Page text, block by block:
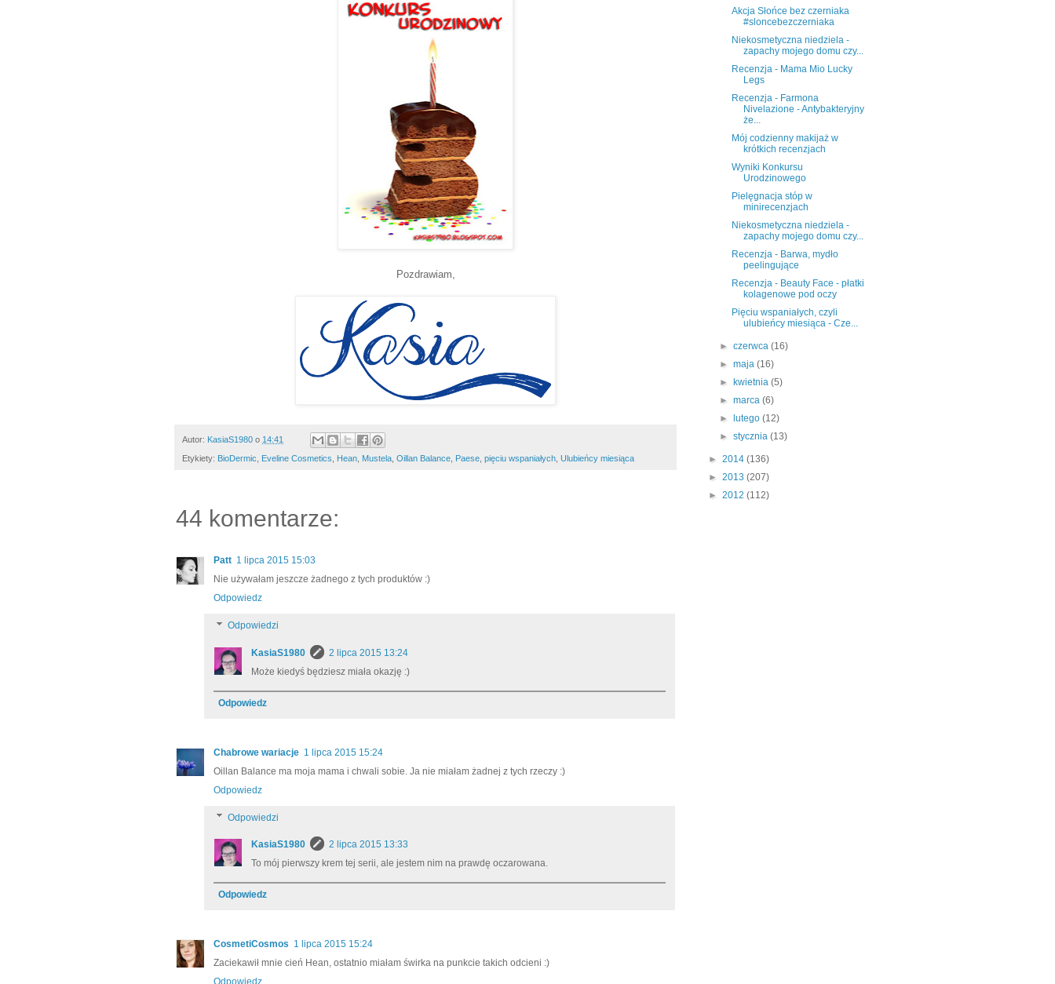
Pozdrawiam,
Autor: KasiaS1980 o 14:41
Etykiety: BioDermic, Eveline Cosmetics, Hean, Mustela, Oillan Balance, Paese, pięciu wspaniałych, Ulubieńcy miesiąca
44 komentarze:
Patt 1 lipca 2015 15:03
Nie używałam jeszcze żadnego z tych produktów :)
Odpowiedz
Odpowiedzi
KasiaS1980
2 lipca 2015 13:24
Może kiedyś będziesz miała okazję :)
Odpowiedz
Chabrowe wariacje 1 lipca 2015 15:24
Oillan Balance ma moja mama i chwali sobie. Ja nie miałam żadnej z tych rzeczy :)
Odpowiedz
Odpowiedzi
KasiaS1980
2 lipca 2015 13:33
To mój pierwszy krem tej serii, ale jestem nim na prawdę oczarowana.
Odpowiedz
CosmetiCosmos 1 lipca 2015 15:24
Zaciekawił mnie cień Hean, ostatnio miałam świrka na punkcie takich odcieni :)
Odpowiedz
Akcja Słońce bez czerniaka
#sloncebezczerniaka
Niekosmetyczna niedziela -
zapachy mojego domu czy...
Recenzja - Mama Mio Lucky
Legs
Recenzja - Farmona
Nivelazione - Antybakteryjny
że...
Mój codzienny makijaż w
krótkich recenzjach
Wyniki Konkursu
Urodzinowego
Pielęgnacja stóp w
minirecenzjach
Niekosmetyczna niedziela -
zapachy mojego domu czy...
Recenzja - Barwa, mydło
peelingujące
Recenzja - Beauty Face - płatki
kolagenowe pod oczy
Pięciu wspaniałych, czyli
ulubieńcy miesiąca - Cze...
►czerwca(16)
►maja(16)
►
kwietnia(5)
►marca(6)
►
lutego(12)
►stycznia(13)
► 2014 (136)
► 2013 (207)
► 2012 (112)